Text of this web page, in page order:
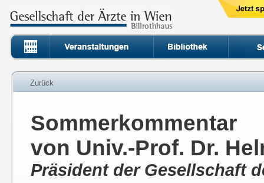
Zurück
Sommerkommentar
von Univ.-Prof. Dr.
Präsident der Gesellschaft